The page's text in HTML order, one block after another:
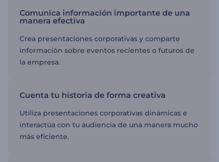
Comunica información importante de una
manera efectiva
Crea presentaciones corporativas y comparte
información sobre eventos recientes o futuros de
la empresa.
Cuenta tu historia de forma creativa
Utiliza presentaciones corporativas dinámicas e
interactúa con tu audiencia de una manera mucho
más eficiente.